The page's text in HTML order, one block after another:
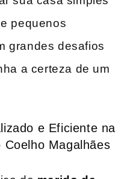
pequenos
grandes desafios
a‍ certeza de um
e Eficiente na
Magalhães